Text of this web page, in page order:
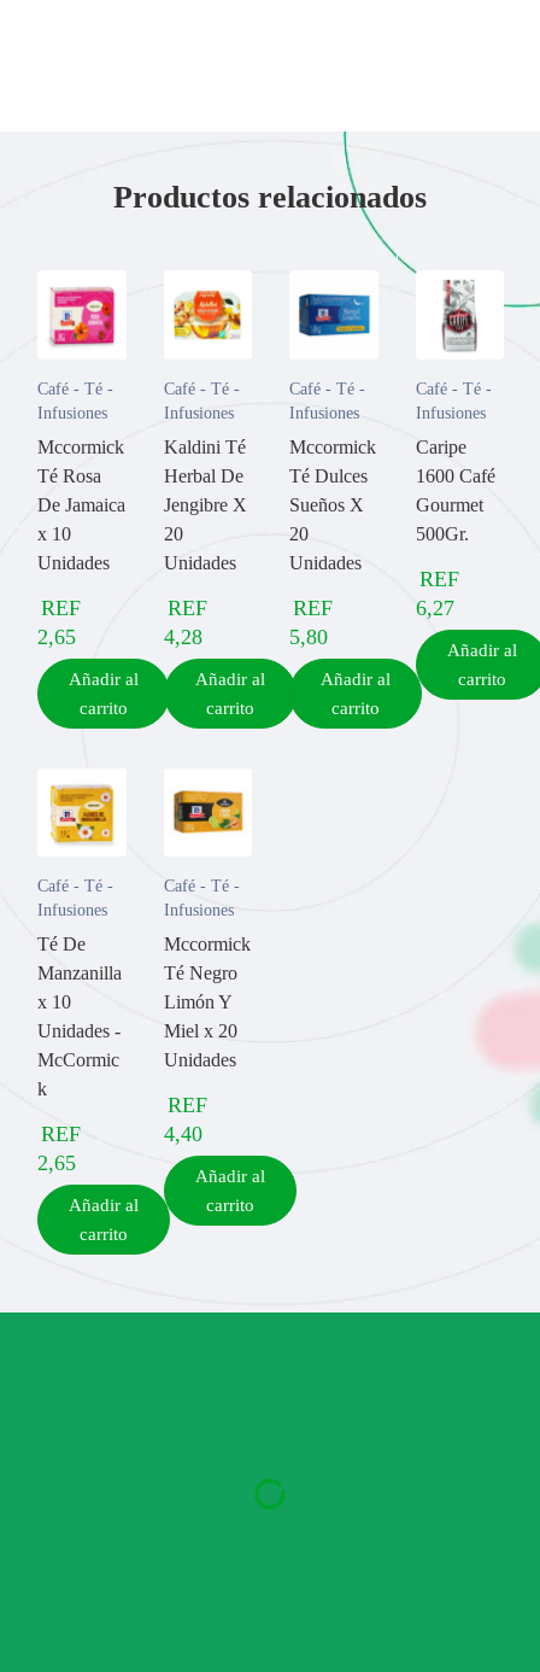
Productos relacionados
Café - Té -
Infusiones
Mccormick
Té Rosa
De Jamaica
x 10
Unidades
REF
2,65
Añadir al
carrito
Café - Té -
Infusiones
Kaldini Té
Herbal De
Jengibre X
20
Unidades
REF
4,28
Añadir al
carrito
Café - Té -
Infusiones
Mccormick
Té Dulces
Sueños X
20
Unidades
REF
5,80
Añadir al
carrito
Café - Té -
Infusiones
Caripe
1600 Café
Gourmet
500Gr.
REF
6,27
Añadir al
carrito
Café - Té -
Infusiones
Té De
Manzanilla
x 10
Unidades -
McCormic
k
REF
2,65
Añadir al
carrito
Café - Té -
Infusiones
Mccormick
Té Negro
Limón Y
Miel x 20
Unidades
REF
4,40
Añadir al
carrito